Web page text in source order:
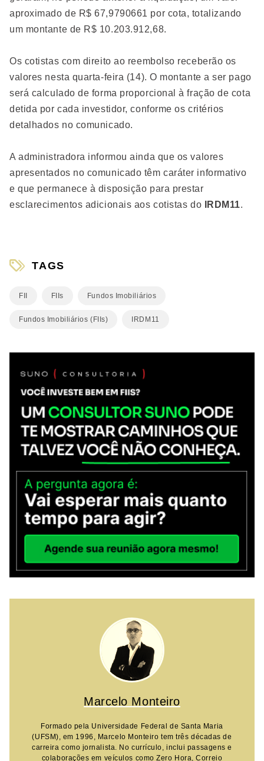
aproximado de R$ 67,9790661 por cota, totalizando
um montante de R$ 10.203.912,68.
Os cotistas com direito ao reembolso receberão os
valores nesta quarta-feira (14). O montante a ser pago
será calculado de forma proporcional à fração de cota
detida por cada investidor, conforme os critérios
detalhados no comunicado.
A administradora informou ainda que os valores
apresentados no comunicado têm caráter informativo
e que permanece à disposição para prestar
esclarecimentos adicionais aos cotistas do
IRDM11.
TAGS
FII FIIs Fundos Imobiliários
Fundos Imobiliários (FIIs) IRDM11
Marcelo Monteiro
Formado pela Universidade Federal de Santa Maria
(UFSM), em 1996, Marcelo Monteiro tem três décadas de
carreira como jornalista. No currículo, inclui passagens e
colaborações em veículos como Zero Hora, Correio